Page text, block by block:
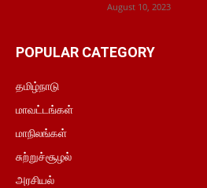
August 10, 2023
POPULAR CATEGORY
தமிழ்நாடு
மாவட்டங்கள்
மாநிலங்கள்
சுற்றுச்சூழல்
அரசியல்